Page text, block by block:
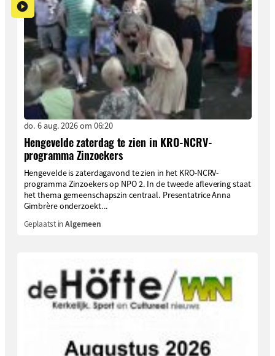
do. 6 aug. 2026 om 06:20
Hengevelde zaterdag te zien in KRO-NCRV-
programma Zinzoekers
Hengevelde is zaterdagavond te zien in het KRO-NCRV-
programma Zinzoekers op NPO 2. In de tweede aflevering staat
het thema gemeenschapszin centraal. Presentatrice Anna
Gimbrère onderzoekt...
Geplaatst inAlgemeen